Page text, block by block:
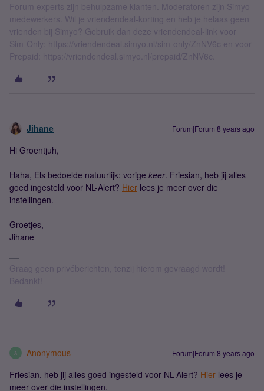
Forum experts zijn behulpzame klanten. Moderatoren zijn Simyo
medewerkers. Wil je vriendendeal-korting en heb je helaas geen
vrienden bij Simyo? Gebruik dan deze vriendendeal-link voor
Sim-Only: https://vriendendeal.simyo.nl/sim-only/ZnNV6c en voor
Prepaid: https://vriendendeal.simyo.nl/prepaid/ZnNV6c.
Jihane Forum|Forum|8 years ago
Hi Groentjuh,
Haha, Els bedoelde natuurlijk: vorige keer. Friesian, heb jij alles
goed ingesteld voor NL-Alert? Hier lees je meer over die
instellingen.
Groetjes,
Jihane
Graag geen privéberichten, tenzij hierom gevraagd wordt!
Bedankt!
A Anonymous Forum|Forum|8 years ago
Friesian, heb jij alles goed ingesteld voor NL-Alert? Hier lees je
meer over die instellingen.